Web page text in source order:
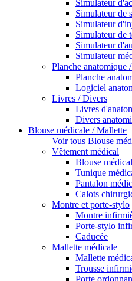
Simulateur
Simulateur de
Simulateur
Simulateur de
Simulateur
Simulateur
Planche anatomique
Planche
Logiciel
Livres / Divers
Livres
Divers
Blouse médicale / Mallette
Voir tous Blouse
Vêtement médical
Blouse
Tunique
Pantalon
Calots
Montre et porte-stylo
Montre
Porte-stylo
Caducée
Mallette médicale
Mallette
Trousse
Porte